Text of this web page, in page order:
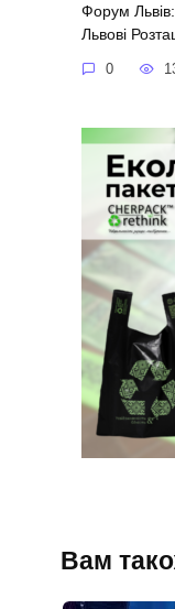
Форум
Львові
0
Вам